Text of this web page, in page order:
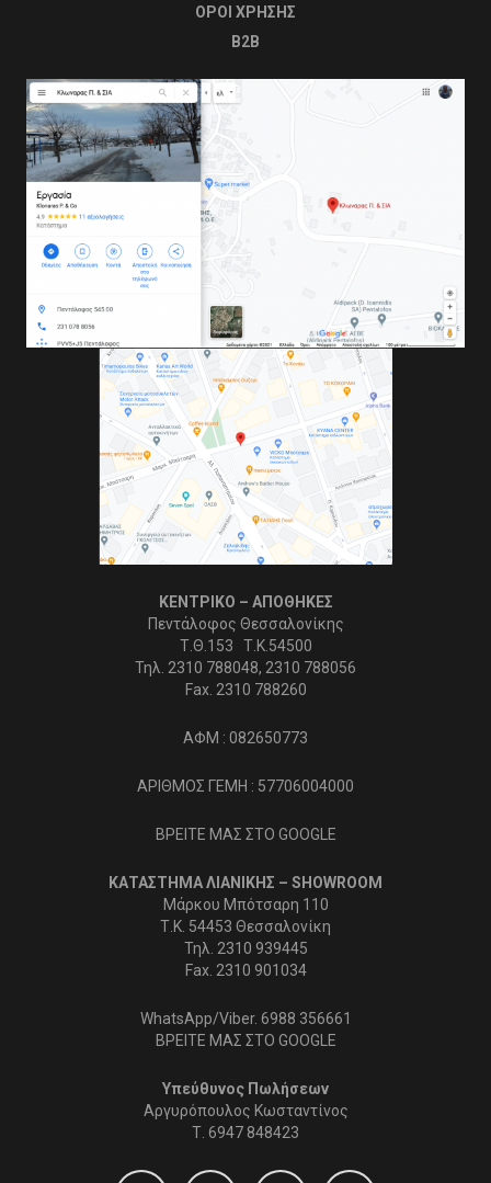
OΡΟΙ ΧΡΗΣΗΣ
B2B
ΚΕΝΤΡΙΚΟ – ΑΠΟΘΗΚΕΣ
Πεντάλοφος Θεσσαλονίκης
Τ.Θ.153 Τ.Κ.54500
Τηλ. 2310 788048, 2310 788056
Fax. 2310 788260
ΑΦΜ : 082650773
ΑΡΙΘΜΟΣ ΓΕΜΗ : 57706004000
ΒΡΕΙΤΕ ΜΑΣ ΣΤΟ GOOGLE
ΚΑΤΑΣΤΗΜΑ ΛΙΑΝΙΚΗΣ – SHOWROOM
Μάρκου Μπότσαρη 110
Τ.Κ. 54453 Θεσσαλονίκη
Τηλ. 2310 939445
Fax. 2310 901034
WhatsApp/Viber. 6988 356661
ΒΡΕΙΤΕ ΜΑΣ ΣΤΟ GOOGLE
Υπεύθυνος Πωλήσεων
Αργυρόπουλος Κωσταντίνος
Τ. 6947 848423